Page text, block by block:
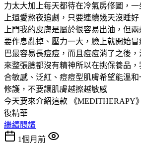
力太大加上每天都待在冷氣房修圖，
上還愛熬夜追劇，只要連續幾天沒睡
上門我的皮膚是屬於很容易出油，但
要作息亂掉、壓力一大，臉上就開始
巴最容易長痘痘，而且痘痘消了之後
來整張臉都沒有精神所以在挑保養品
合敏感、泛紅、痘痘型肌膚希望能溫
修護，不要讓肌膚越擦越敏感
今天要來介紹這款 《MEDITHERAPY
復精華
繼續閱讀
1個月前